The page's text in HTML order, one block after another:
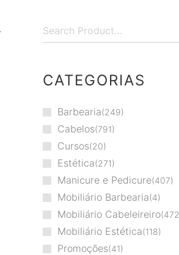
CATEGORIAS
Barbearia 249
Cabelos 791
Cursos 20
Estética 271
Manicure e Pedicure 407
Mobiliário Barbearia 4
Mobiliário Cabeleireiro 472
Mobiliário Estética 118
Promoções 41